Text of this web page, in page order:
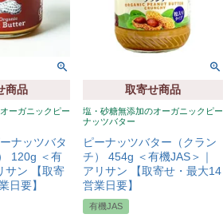
商品
ーガニックピー
ナッツバタ
120g ＜有
サン 【取寄
日要】
取寄せ商品
塩・砂糖無添加のオーガニックピー
ナッツバター
ピーナッツバター（クラン
チ） 454g ＜有機JAS＞｜
アリサン 【取寄せ・最大14
営業日要】
有機JAS